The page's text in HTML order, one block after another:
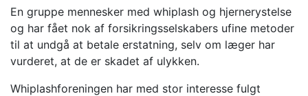
En gruppe mennesker med whiplash og hjernerystelse
og har fået nok af forsikringsselskabers ufine metoder
til at undgå at betale erstatning, selv om læger har
vurderet, at de er skadet af ulykken.
Whiplashforeningen har med stor interesse fulgt